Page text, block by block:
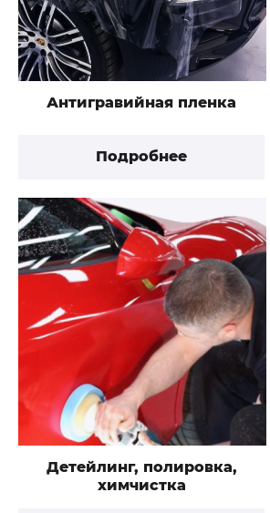
Антигравийная пленка
Подробнее
Детейлинг, полировка,
химчистка